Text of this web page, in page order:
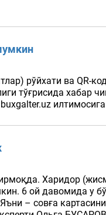
рўйхати ва QR-
тўғрисида хабар
Харидор
6 ой давомида у
– совға